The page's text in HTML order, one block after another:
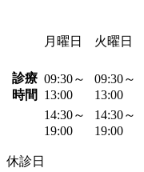
月曜日 火曜日
診療
時間
09:30～
13:00
09:30～
13:00
14:30～
19:00
14:30～
19:00
休診日